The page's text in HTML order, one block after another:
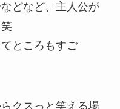
どなど、主人公が
ところもすご
クスっと笑える場